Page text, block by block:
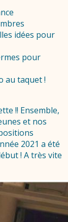
idées pour
pour
au taquet !
!! Ensemble,
et nos
2021 a été
! A très vite